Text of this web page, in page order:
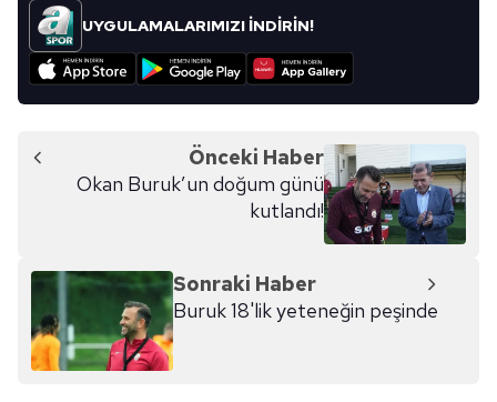
kullanılmaktadır. Bu çerezler vasıtasıyla çeşitli kişisel
verileriniz işlenmekte olup gerekli olan çerezler bilgi
toplumu hizmetlerinin sunulması amacıyla
kullanılmaktadır. Diğer çerezler, sitemizin daha işlevsel
reklam/pazarlama faaliyetlerinin yapılması, amaçlarıyla
sınırlı olarak açık rızanız dahilinde kullanılacaktır.
Çerezlere ilişkin tercihlerinizi aşağıda yer alan panel
vasıtasıyla belirleyebilirsiniz. Çerezlere ilişkin detaylı bilgi
için Ayarlar butonuna tıklayabilir,Çerez Bilgilendirme
ziyaret edebilirsiniz.
6698 sayılı Kişisel Verilerin Korunması Kanunu uyarınca
UYGULAMALARIMIZI İNDİRİN!
Önceki Haber
Okan Buruk’un doğum günü
kutlandı!
Sonraki Haber
Buruk 18'lik yeteneğin peşinde